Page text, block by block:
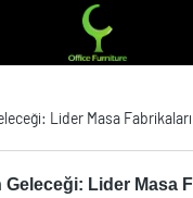
Lider Masa
Geleceği: Lider Masa